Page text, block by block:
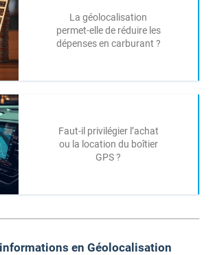
La géolocalisation
permet-elle de réduire les
dépenses en carburant ?
Faut-il privilégier l’achat
ou la location du boîtier
GPS ?
en Géolocalisation